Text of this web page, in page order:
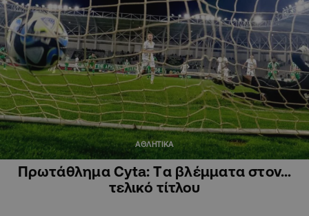
ΑΘΛΗΤΙΚΑ
Πρωτάθλημα Cyta: Tα βλέμματα στον…
τελικό τίτλου